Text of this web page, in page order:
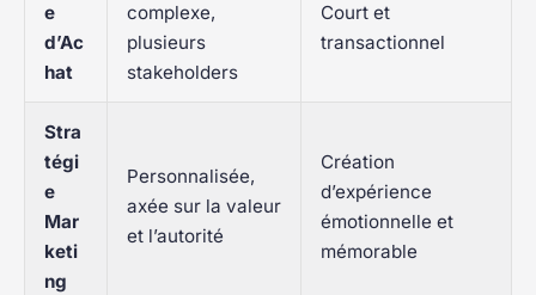
e
d’Ac
hat
complexe,
plusieurs
stakeholders
Court et
transactionnel
Stra
tégi
e
Mar
keti
ng
Personnalisée,
axée sur la valeur
et l’autorité
Création
d’expérience
émotionnelle et
mémorable